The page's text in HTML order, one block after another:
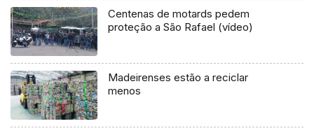
Centenas de motards pedem
proteção a São Rafael (vídeo)
Madeirenses estão a reciclar
menos